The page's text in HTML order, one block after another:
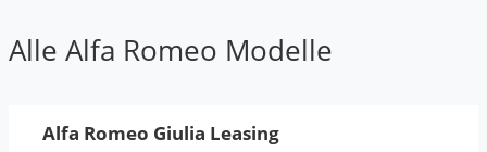
Alle Alfa Romeo Modelle
Alfa Romeo Giulia Leasing